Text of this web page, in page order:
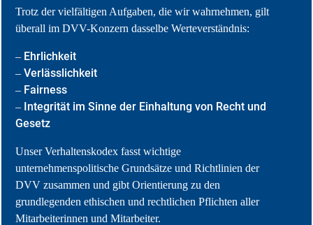
Trotz der vielfältigen Aufgaben, die wir wahrnehmen, gilt
überall im DVV-Konzern dasselbe Werteverständnis:
– Ehrlichkeit
– Verlässlichkeit
– Fairness
– Integrität im Sinne der Einhaltung von Recht und
Gesetz
Unser Verhaltenskodex fasst wichtige
unternehmenspolitische Grundsätze und Richtlinien der
DVV zusammen und gibt Orientierung zu den
grundlegenden ethischen und rechtlichen Pflichten aller
Mitarbeiterinnen und Mitarbeiter.